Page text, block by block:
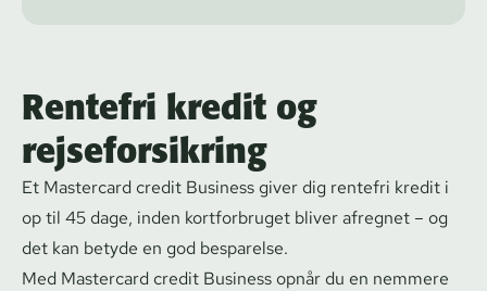
Rentefri kredit og
rejseforsikring
Et Mastercard credit Business giver dig rentefri kredit i
op til 45 dage, inden kortforbruget bliver afregnet – og
det kan betyde en god besparelse.
Med Mastercard credit Business opnår du en nemmere